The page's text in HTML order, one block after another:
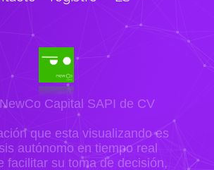
Capital SAPI de CV
que esta visualizando es
autónomo en tiempo real
facilitar su toma de decisión,